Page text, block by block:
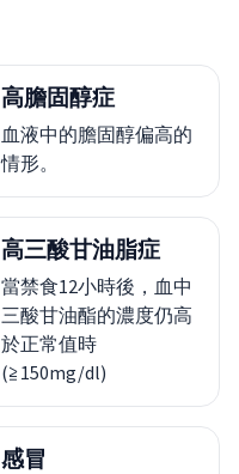
高膽固醇症
血液中的膽固醇偏高的
情形。
高三酸甘油脂症
當禁食12小時後，血中
三酸甘油酯的濃度仍高
於正常值時
(≧150mg/dl)
感冒